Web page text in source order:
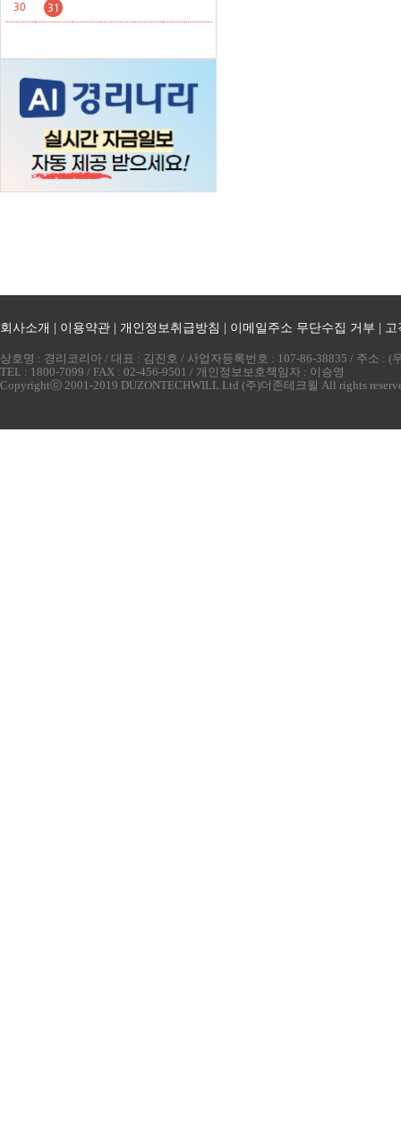
30 31
회사소개 이용약관 개인정보취급방침 이메일주소 무단수집 거부 고
상호명 : 경리코리아 / 대표 : 김진호 / 사업자등록번호 : 107-86-38835 / 주소 :
TEL : 1800-7099 / FAX : 02-456-9501 / 개인정보보호책임자 : 이승영
Copyrightⓒ 2001-2019 DUZONTECHWILL Ltd (주)더존테크윌 All rights